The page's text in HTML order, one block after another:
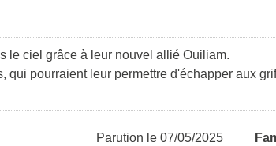
le ciel grâce à leur nouvel allié Ouiliam.
qui pourraient leur permettre d'échapper aux
Parution le 07/05/2025